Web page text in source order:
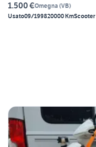
1.500 €Omegna (VB)
Usato09/199820000 KmScooter